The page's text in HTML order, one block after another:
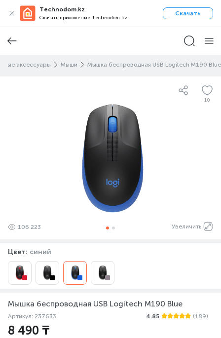
Technodom.kz
Скачать приложение Technodom.kz
Скачать
аксессуары Мыши Мышка беспроводная USB Logitech M190 Blue
10
Увеличить
106 223
Цвет: синий
Мышка беспроводная USB Logitech M190 Blue
Артикул: 237633 4.85 (189)
8 490 ₸